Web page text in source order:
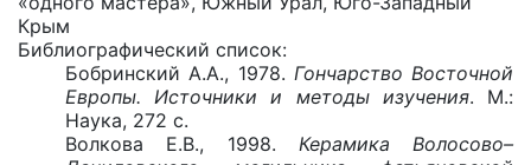
Крым
Библиографический список:
Бобринский А.А., 1978. Гончарство Восточной
Европы. Источники и методы изучения. М.:
Наука, 272 с.
Волкова Е.В., 1998. Керамика Волосово–